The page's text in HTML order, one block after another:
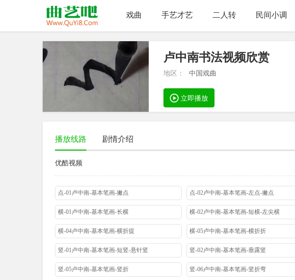
戏曲 手艺才艺 二人转 民间小调
卢中南书法视频欣赏
地区： 中国戏曲
立即播放
播放线路 剧情介绍
优酷视频
点-01卢中南-基本笔画-撇点 点-02卢中南-基本笔画-左点-撇点
横-01卢中南-基本笔画-长横 横-02卢中南-基本笔画-短横-左尖横
横-04卢中南-基本笔画-横折提 横-05卢中南-基本笔画-横折折
竖-01卢中南-基本笔画-短竖-悬针竖 竖-02卢中南-基本笔画-垂露竖
竖-05卢中南-基本笔画-竖折 竖-06卢中南-基本笔画-竖折弯